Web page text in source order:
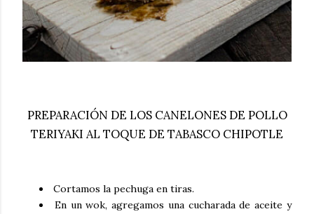
PREPARACIÓN DE LOS CANELONES DE POLLO
TERIYAKI AL TOQUE DE TABASCO CHIPOTLE
Cortamos la pechuga en tiras.
En un wok, agregamos una cucharada de aceite y